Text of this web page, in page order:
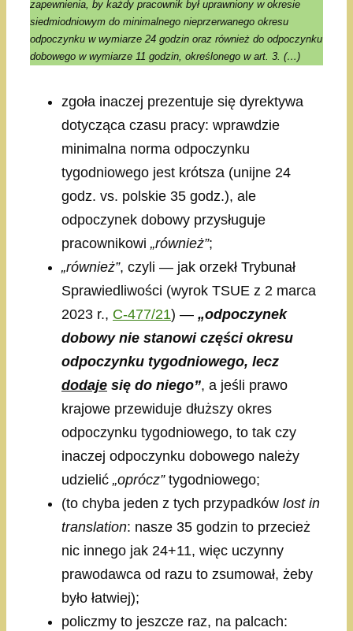
zapewnienia, by każdy pracownik był uprawniony w okresie
siedmiodniowym do minimalnego nieprzerwanego okresu
odpoczynku w wymiarze 24 godzin oraz również do odpoczynku
dobowego w wymiarze 11 godzin, określonego w art. 3. (…)
zgoła inaczej prezentuje się dyrektywa
dotycząca czasu pracy: wprawdzie
minimalna norma odpoczynku
tygodniowego jest krótsza (unijne 24
godz. vs. polskie 35 godz.), ale
odpoczynek dobowy przysługuje
pracownikowi „również”;
„również”, czyli — jak orzekł Trybunał
Sprawiedliwości (wyrok TSUE z 2 marca
2023 r., C-477/21) — „odpoczynek
dobowy nie stanowi części okresu
odpoczynku tygodniowego, lecz
dodaje się do niego”, a jeśli prawo
krajowe przewiduje dłuższy okres
odpoczynku tygodniowego, to tak czy
inaczej odpoczynku dobowego należy
udzielić „oprócz”tygodniowego;
(to chyba jeden z tych przypadków lost in
translation: nasze 35 godzin to przecież
nic innego jak 24+11, więc uczynny
prawodawca od razu to zsumował, żeby
było łatwiej);
policzmy to jeszcze raz, na palcach: